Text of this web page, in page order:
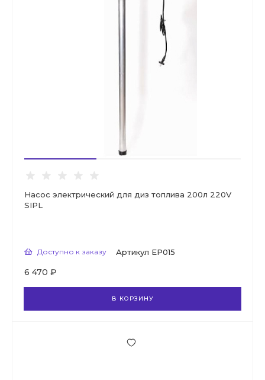
Насос электрический для диз топлива 200л 220V
SIPL
Доступно к заказу Артикул EP015
6 470 ₽
В КОРЗИНУ